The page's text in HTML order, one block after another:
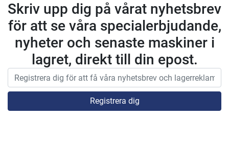
Skriv upp dig på vårat nyhetsbrev
för att se våra specialerbjudande,
nyheter och senaste maskiner i
lagret, direkt till din epost.
Registrera dig